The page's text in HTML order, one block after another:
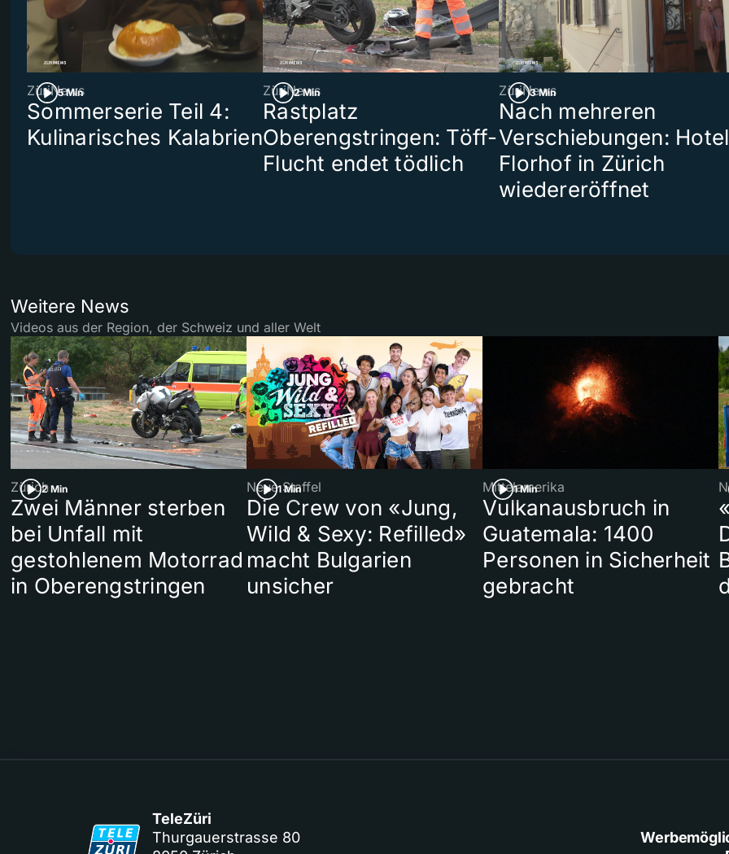
5 Min
ZüriNews
Sommerserie Teil 4:
Kulinarisches Kalabrien
2 Min
ZüriNews
Rastplatz
Oberengstringen: Töff-
Flucht endet tödlich
3 Min
ZüriNews
Nach mehreren
Verschiebungen: Hotel
Florhof in Zürich
wiedereröffnet
Weitere News
Videos aus der Region, der Schweiz und aller Welt
2 Min
Zürich
Zwei Männer sterben
bei Unfall mit
gestohlenem Motorrad
in Oberengstringen
1 Min
Neue Staffel
Die Crew von «Jung,
Wild & Sexy: Refilled»
macht Bulgarien
unsicher
1 Min
Mittelamerika
Vulkanausbruch in
Guatemala: 1400
Personen in Sicherheit
gebracht
TeleZüri
Thurgauerstrasse 80